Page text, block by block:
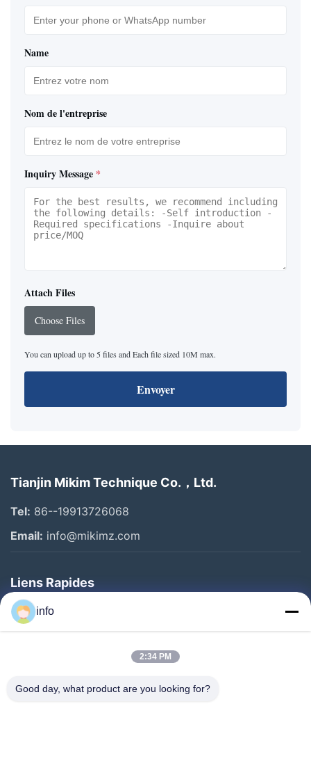
Name
Nom de l'entreprise
Inquiry Message *
Attach Files
Choose Files
You can upload up to 5 files and Each file sized 10M max.
Envoyer
Tianjin Mikim Technique Co.，Ltd.
Tel: 86--19913726068
Email: info@mikimz.com
Liens Rapides
Accueil
Produits
Spectacle De Réalité Virtuelle
À Propos De Nous
info
2:34 PM
Good day, what product are you looking for?